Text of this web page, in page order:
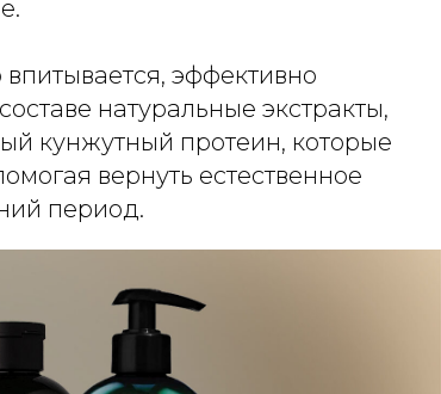
эффективно
натуральные экстракты,
кунжутный протеин, которые
вернуть естественное
период.